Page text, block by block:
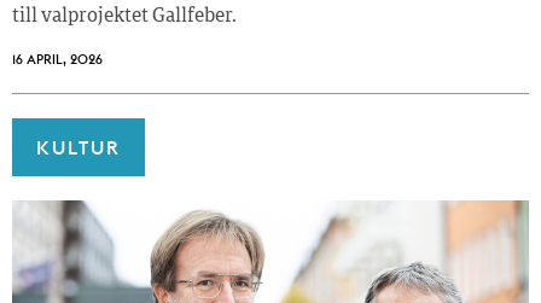
till valprojektet Gallfeber.
16 APRIL, 2026
KULTUR